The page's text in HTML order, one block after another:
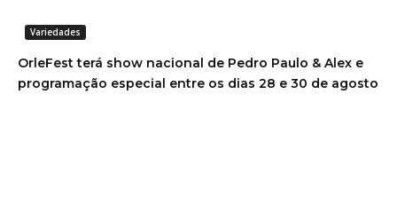
Variedades
OrleFest terá show nacional de Pedro Paulo & Alex e
programação especial entre os dias 28 e 30 de agosto